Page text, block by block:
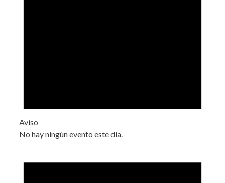
Aviso
No hay ningún evento este día.